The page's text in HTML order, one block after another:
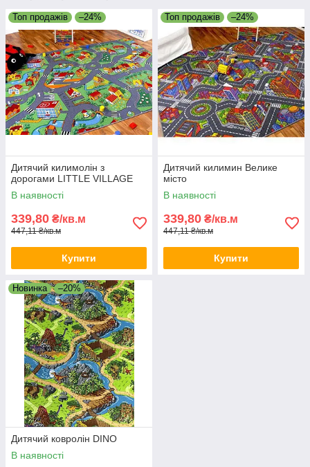
Топ продажів –24%
Дитячий килимолін з
дорогами LITTLE VILLAGE
В наявності
339,80 ₴/кв.м
447,11 ₴/кв.м
Купити
Топ продажів –24%
Дитячий килимин Велике
місто
В наявності
339,80 ₴/кв.м
447,11 ₴/кв.м
Купити
Новинка –20%
Дитячий ковролін DINO
В наявності